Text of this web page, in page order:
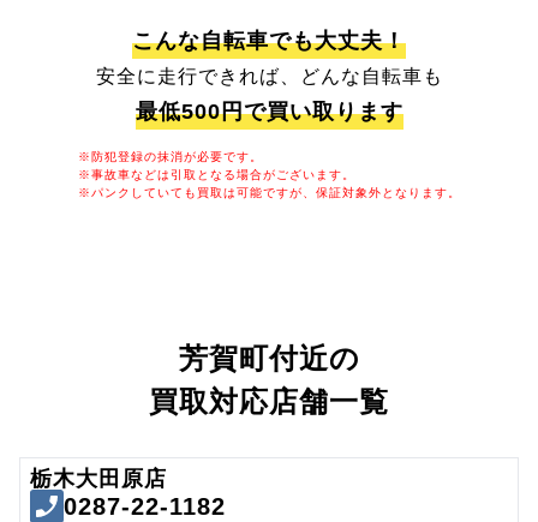
こんな自転車でも大丈夫！
安全に走行できれば、どんな自転車も
最低500円で買い取ります
※防犯登録の抹消が必要です。
※事故車などは引取となる場合がございます。
※パンクしていても買取は可能ですが、保証対象外となります。
芳賀町付近の
買取対応店舗一覧
栃木大田原店
0287-22-1182